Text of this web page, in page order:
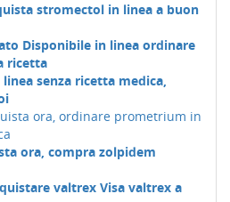
stromectol in linea a buon
Disponibile in linea ordinare
ricetta
senza ricetta medica,
ora, ordinare prometrium in
ora, compra zolpidem
valtrex Visa valtrex a